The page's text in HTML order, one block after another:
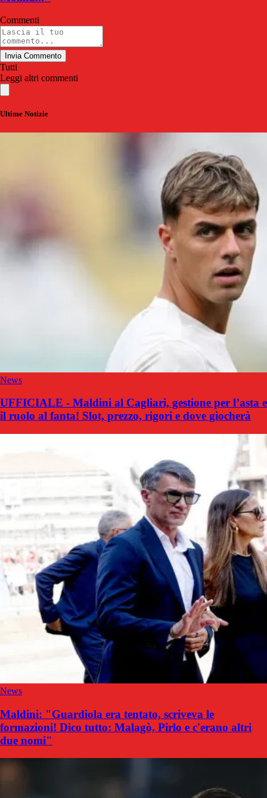
Commenti
Invia Commento
Tutti
Leggi altri commenti
Ultime Notizie
News
UFFICIALE - Maldini al Cagliari, gestione per l’asta e
il ruolo al fanta! Slot, prezzo, rigori e dove giocherà
News
Maldini: "Guardiola era tentato, scriveva le
formazioni! Dico tutto: Malagò, Pirlo e c'erano altri
due nomi"